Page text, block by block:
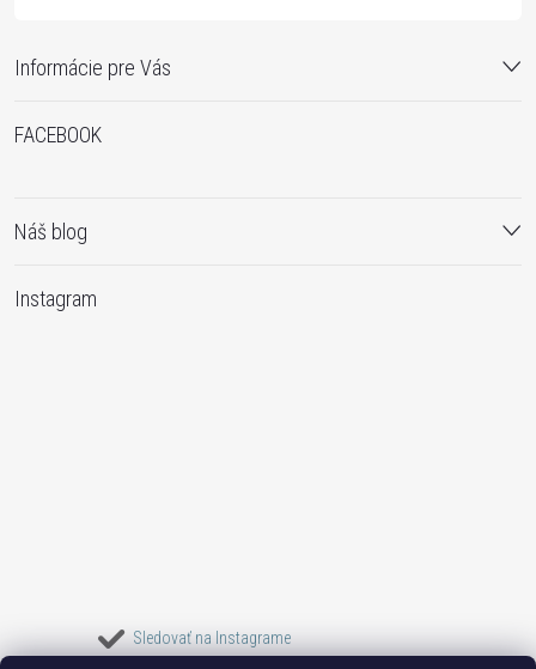
Informácie pre Vás
FACEBOOK
Náš blog
Instagram
Sledovať na Instagrame